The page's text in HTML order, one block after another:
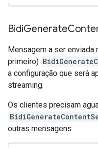
BidiGenerate
Mensagem a ser enviada
primeiro)
a configuração que será
streaming.
Os clientes precisam
outras mensagens.